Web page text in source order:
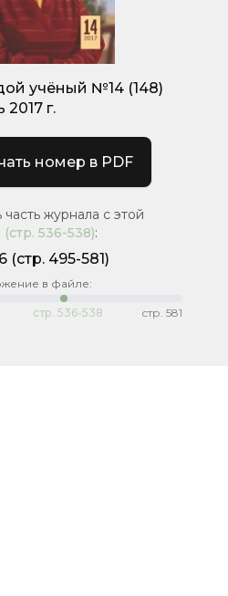
учёный №14 (148)
2017 г.
номер в PDF
часть журнала с этой
(стр. 536-538):
(cтр. 495-581)
в файле:
стр. 536-538 стр. 581